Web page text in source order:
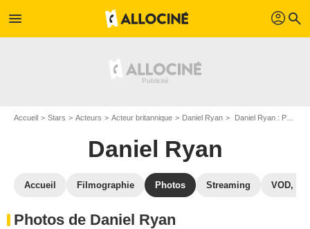
menu profil search
Accueil Stars Acteurs Acteur britannique Daniel Ryan Daniel Ryan : Photos de ses films et séries
Daniel Ryan
Accueil Filmographie Photos Streaming VOD,
Photos de Daniel Ryan